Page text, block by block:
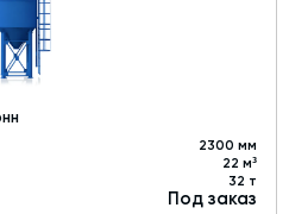
2300 мм
22 м³
32 т
Под заказ